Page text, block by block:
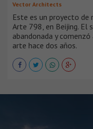
Vector Architects
Este es un proyecto
Arte 798, en Beijing. El
abandonada y
arte hace dos años.